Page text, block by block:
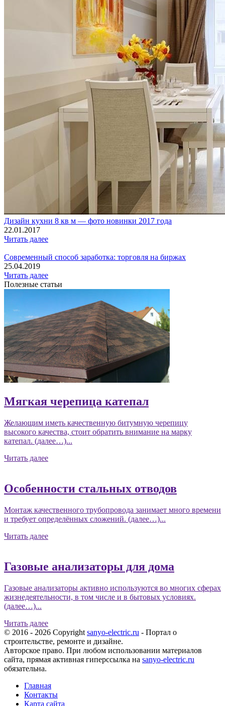
Дизайн кухни 8 кв м — фото новинки 2017 года
22.01.2017
Читать далее
Современный способ заработка: торговля на биржах
25.04.2019
Читать далее
Полезные статьи
Мягкая черепица катепал
Желающим иметь качественную битумную черепицу
высокого качества, стоит обратить внимание на марку
катепал. (далее…)...
Читать далее
Особенности стальных отводов
Монтаж качественного трубопровода занимает много времени
и требует определённых сложений. (далее…)...
Читать далее
Газовые анализаторы для дома
Газовые анализаторы активно используются во многих сферах
жизнедеятельности, в том числе и в бытовых условиях.
(далее…)...
Читать далее
© 2016 - 2026 Copyright sanyo-electric.ru - Портал о
строительстве, ремонте и дизайне.
Авторское право. При любом использовании материалов
сайта, прямая активная гиперссылка на sanyo-electric.ru
обязательна.
Главная
Контакты
Карта сайта